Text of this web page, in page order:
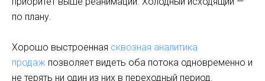
по плану.
Хорошо выстроенная сквозная аналитика
продаж позволяет видеть оба потока одновременно и
не терять ни один из них в переходный период.